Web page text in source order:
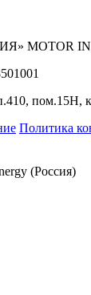
MOTOR
пом.15Н,
Политика
(Россия)